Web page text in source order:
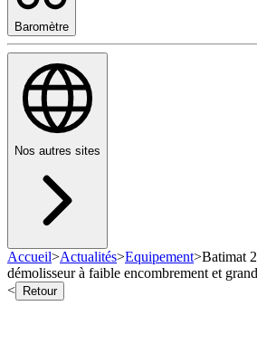
Baromètre
Nos autres sites
Accueil>Actualités>Equipement>Batimat
démolisseur à faible encombrement et
<
Retour